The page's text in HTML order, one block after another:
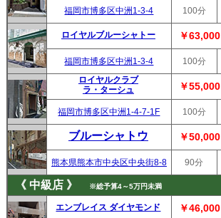
福岡市博多区中洲1-3-4 100分
ロイヤルブルーシャトー ￥63,000
福岡市博多区中洲1-3-4 100分
ロイヤルクラブ
ラ・ターシュ
￥55,000
福岡市博多区中洲1-4-7-1F 100分
ブルーシャトウ ￥50,000
熊本県熊本市中央区中央街8-8 90分
《 中級店 》 ※総予算4～5万円未満
エンブレイス ダイヤモンド ￥46,000